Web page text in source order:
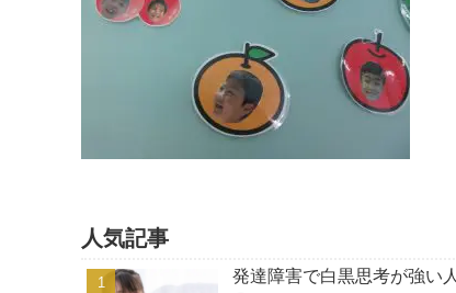
人気記事
発達障害で白黒思考が強い